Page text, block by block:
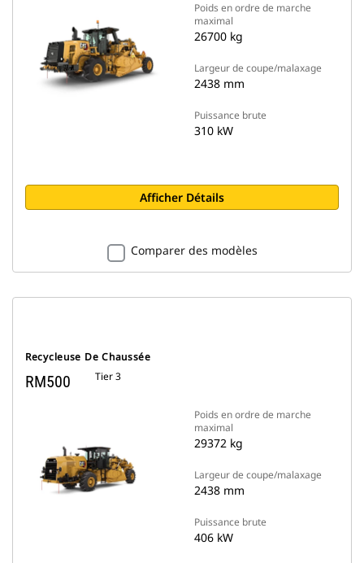
Poids en ordre de marche
maximal
26700 kg
Largeur de coupe/malaxage
2438 mm
Puissance brute
310 kW
Afficher Détails
Comparer des modèles
Recycleuse De Chaussée
RM500 Tier 3
Poids en ordre de marche
maximal
29372 kg
Largeur de coupe/malaxage
2438 mm
Puissance brute
406 kW